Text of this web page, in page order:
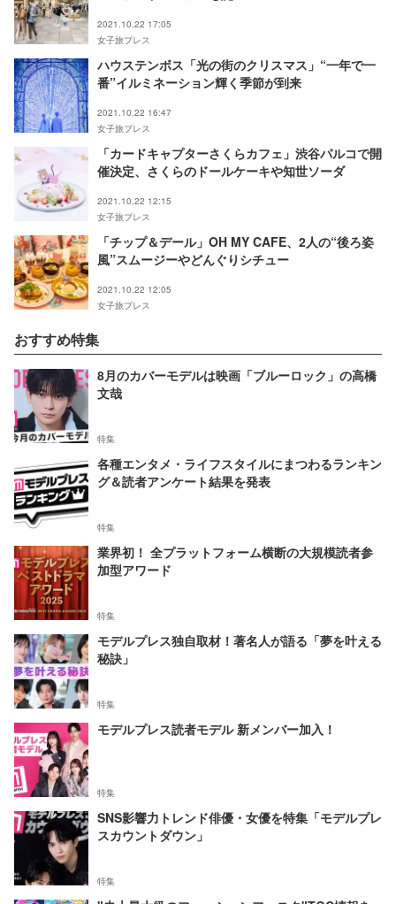
2021.10.22 17:05
女子旅プレス
ハウステンボス「光の街のクリスマス」“一年で一
番”イルミネーション輝く季節が到来
2021.10.22 16:47
女子旅プレス
「カードキャプターさくらカフェ」渋谷パルコで開
催決定、さくらのドールケーキや知世ソーダ
2021.10.22 12:15
女子旅プレス
「チップ＆デール」OH MY CAFE、2人の“後ろ姿
風”スムージーやどんぐりシチュー
2021.10.22 12:05
女子旅プレス
おすすめ特集
8月のカバーモデルは映画「ブルーロック」の高橋
文哉
特集
各種エンタメ・ライフスタイルにまつわるランキン
グ＆読者アンケート結果を発表
特集
業界初！ 全プラットフォーム横断の大規模読者参
加型アワード
特集
モデルプレス独自取材！著名人が語る「夢を叶える
秘訣」
特集
モデルプレス読者モデル 新メンバー加入！
特集
SNS影響力トレンド俳優・女優を特集「モデルプレ
スカウントダウン」
特集